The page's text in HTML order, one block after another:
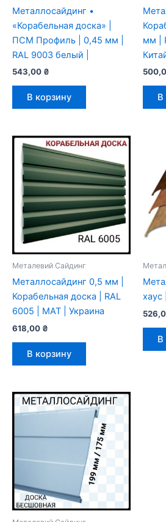
Металлосайдинг •
«Корабельная доска» |
ПСМ Профиль | 0,45 мм |
RAL 9003 белый |
543,00 ₴
В корзину
мм |
В
Металевий Сайдинг
Металлосайдинг 0,5 мм |
Корабельная доска | RAL
6005 | MAT | Украина
618,00 ₴
В корзину
хауc
В